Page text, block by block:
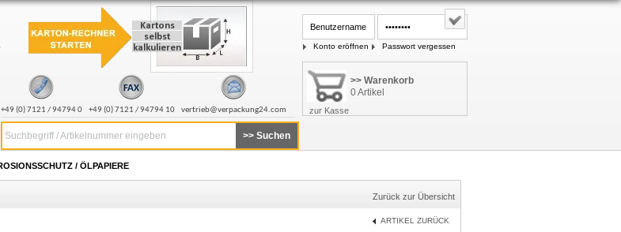
Konto eröffnen Passwort vergessen
>> Warenkorb
0 Artikel
zur Kasse
+49 (0) 7121 / 94794 0 +49 (0) 7121 / 94794 10 vertrieb@verpackung24.com
Suchbegriff / Artikelnummer eingeben
/ ÖLPAPIERE
Zurück zur Übersicht
ARTIKEL ZURÜCK